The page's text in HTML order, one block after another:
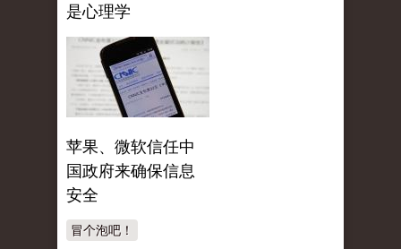
是心理学
苹果、微软信任中
国政府来确保信息
安全
冒个泡吧！